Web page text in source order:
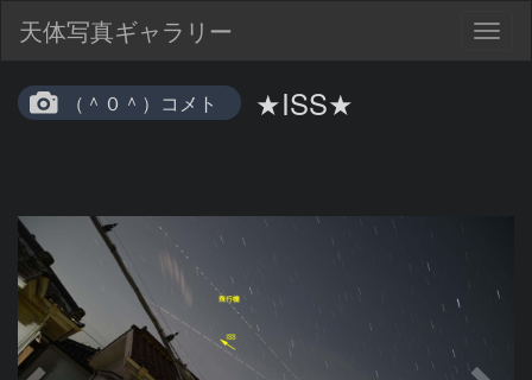
天体写真ギャラリー
（＾０＾）コメト ★ISS★